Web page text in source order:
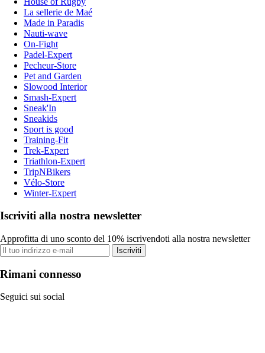
La sellerie de Maé
Made in Paradis
Nauti-wave
On-Fight
Padel-Expert
Pecheur-Store
Pet and Garden
Slowood Interior
Smash-Expert
Sneak'In
Sneakids
Sport is good
Training-Fit
Trek-Expert
Triathlon-Expert
TripNBikers
Vélo-Store
Winter-Expert
Iscriviti alla nostra newsletter
Approfitta di uno sconto del 10% iscrivendoti alla nostra newsletter
Iscriviti
Rimani connesso
Seguici sui social